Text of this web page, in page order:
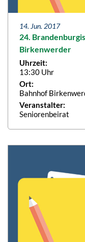
14. Jun. 2017
24.
Birkenwerder
Uhrzeit:
13:30 Uhr
Ort:
Bahnhof
Veranstalter:
Seniorenbeirat